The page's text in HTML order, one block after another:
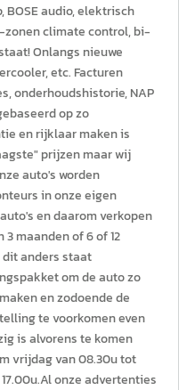
audio, elektrisch
climate control, bi-
Onlangs nieuwe
etc. Facturen
onderhoudshistorie, NAP
op zo
en rijklaar maken is
prijzen maar wij
auto's worden
in onze eigen
en daarom verkopen
maanden of 6 of 12
dit anders staat
om de auto zo
en zodoende de
te voorkomen even
is alvorens te komen
vrijdag van 08.30u tot
onze advertenties